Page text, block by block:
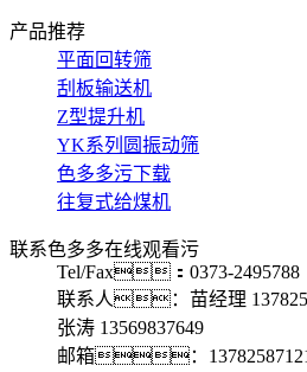
产品推荐
平面回转筛
刮板输送机
Z型提升机
YK系列圆振动筛
色多多污下载
往复式给煤机
联系色多多在线观看污
Tel/Fax：0373-2495788
联系人：苗经理
张涛 13569837649
邮箱：